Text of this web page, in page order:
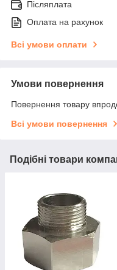
Післяплата
Оплата на рахунок
Всі умови оплати
Умови повернення
Повернення товару
Всі умови повернення
Подібні товари